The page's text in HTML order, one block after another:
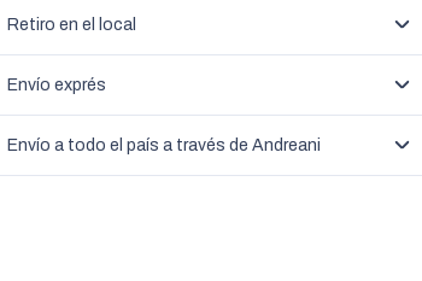
Retiro en el local
Envío exprés
Envío a todo el país a través de Andreani